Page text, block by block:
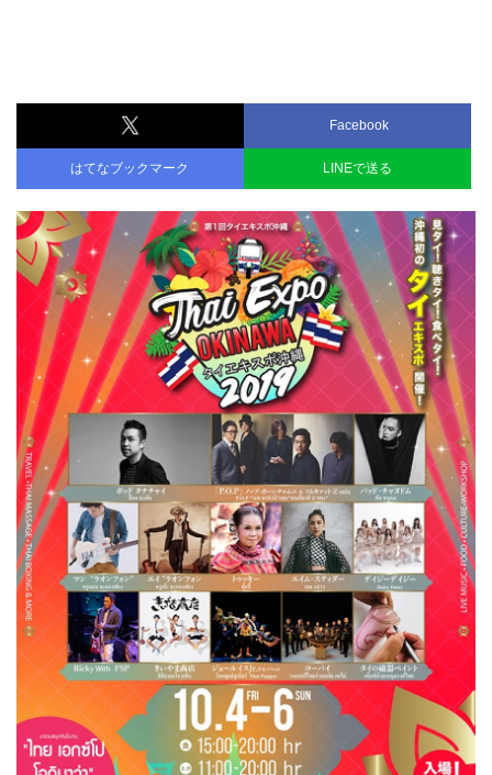
Facebook
はてなブックマーク LINEで送る